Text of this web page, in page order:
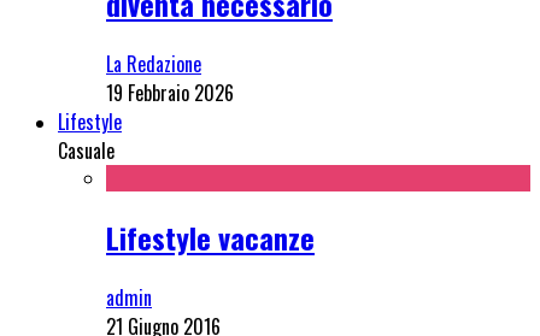
La Redazione
19 Febbraio 2026
Lifestyle
Casuale
Lifestyle vacanze
admin
21 Giugno 2016